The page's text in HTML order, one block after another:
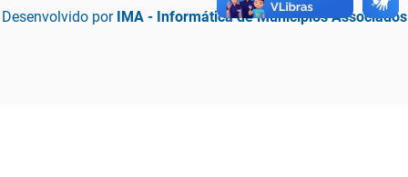
Desenvolvido por IMA - Informática de Municípios Associados